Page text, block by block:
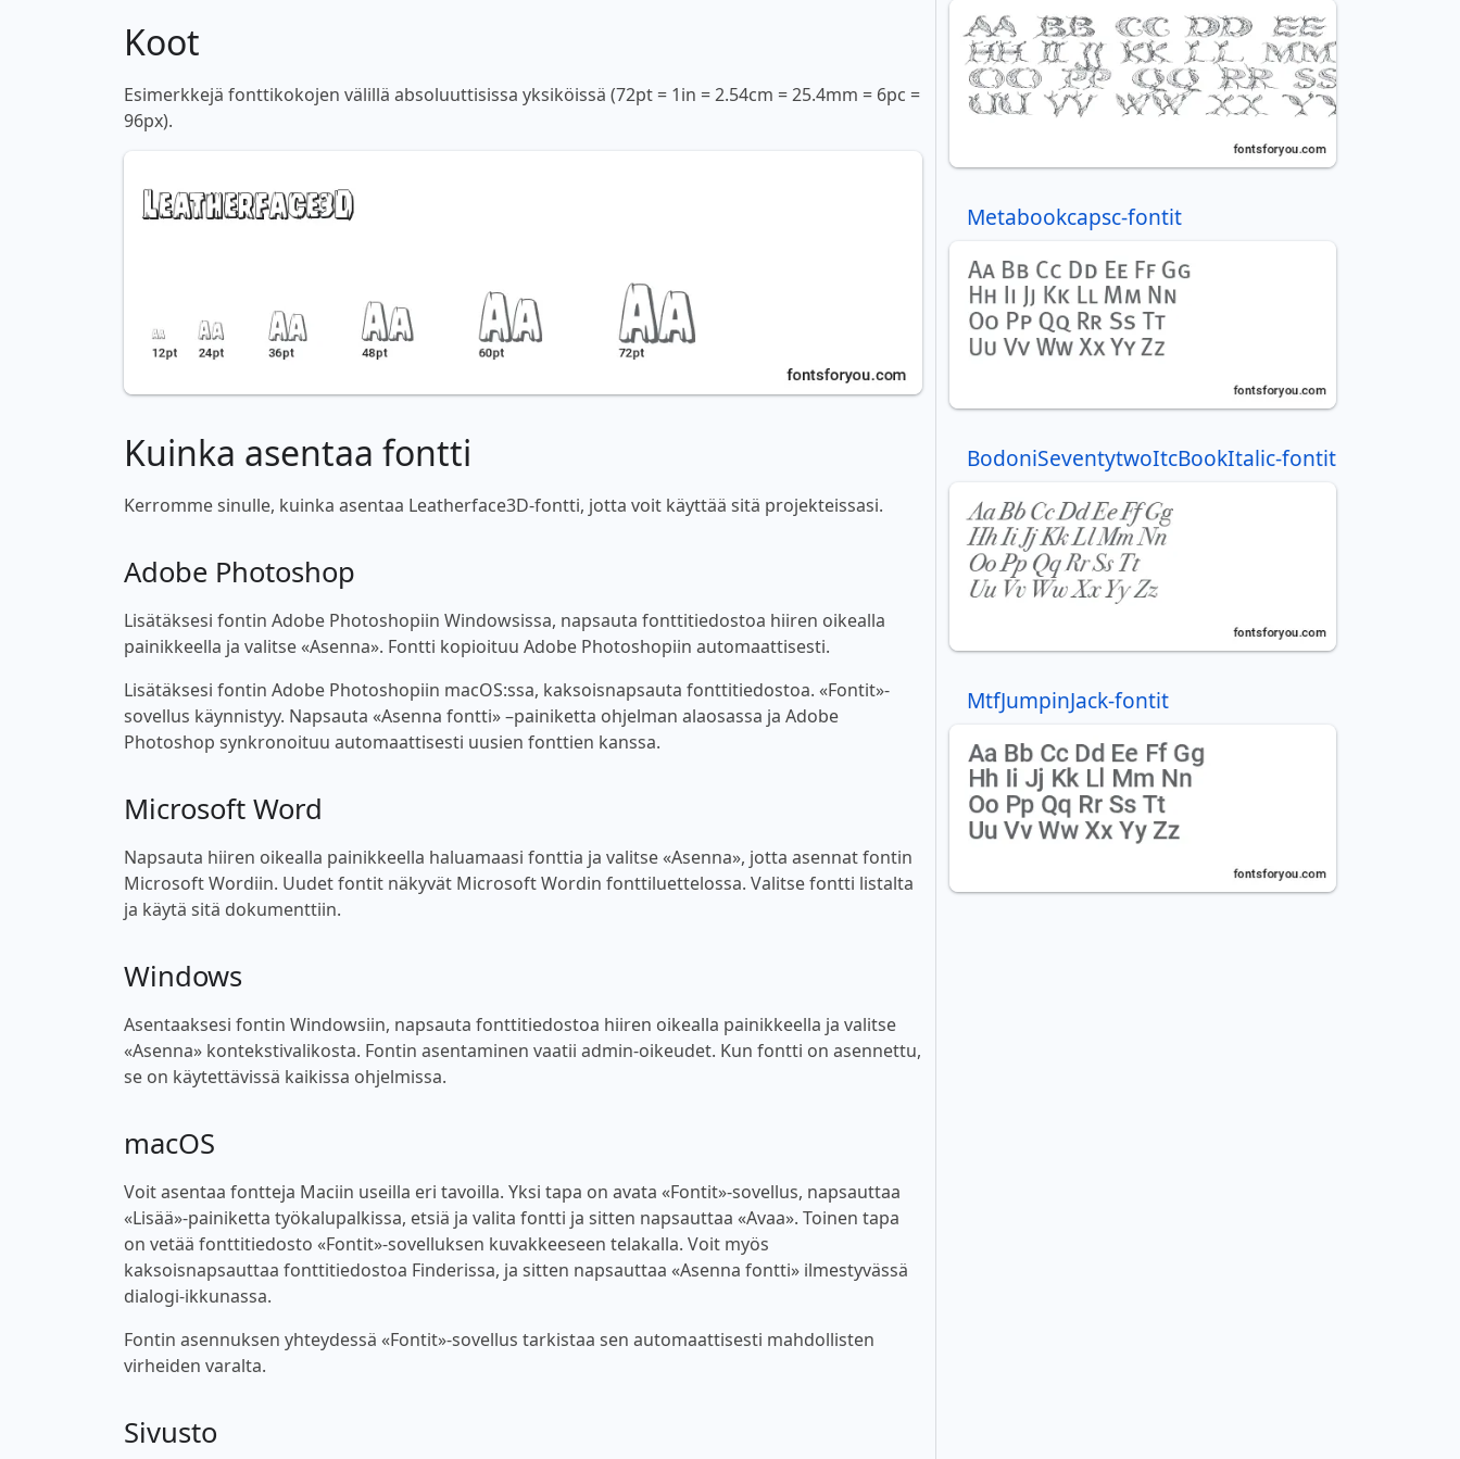
Koot
Esimerkkejä fonttikokojen välillä absoluuttisissa yksiköissä (72pt = 1in = 2.54cm = 25.4mm = 6pc =
96px).
Kuinka asentaa fontti
Kerromme sinulle, kuinka asentaa Leatherface3D-fontti, jotta voit käyttää sitä projekteissasi.
Adobe Photoshop
Lisätäksesi fontin Adobe Photoshopiin Windowsissa, napsauta fonttitiedostoa hiiren oikealla
painikkeella ja valitse «Asenna». Fontti kopioituu Adobe Photoshopiin automaattisesti.
Lisätäksesi fontin Adobe Photoshopiin macOS:ssa, kaksoisnapsauta fonttitiedostoa. «Fontit»-
sovellus käynnistyy. Napsauta «Asenna fontti» –painiketta ohjelman alaosassa ja Adobe
Photoshop synkronoituu automaattisesti uusien fonttien kanssa.
Microsoft Word
Napsauta hiiren oikealla painikkeella haluamaasi fonttia ja valitse «Asenna», jotta asennat fontin
Microsoft Wordiin. Uudet fontit näkyvät Microsoft Wordin fonttiluettelossa. Valitse fontti listalta
ja käytä sitä dokumenttiin.
Windows
Asentaaksesi fontin Windowsiin, napsauta fonttitiedostoa hiiren oikealla painikkeella ja valitse
«Asenna» kontekstivalikosta. Fontin asentaminen vaatii admin-oikeudet. Kun fontti on asennettu,
se on käytettävissä kaikissa ohjelmissa.
macOS
Voit asentaa fontteja Maciin useilla eri tavoilla. Yksi tapa on avata «Fontit»-sovellus, napsauttaa
«Lisää»-painiketta työkalupalkissa, etsiä ja valita fontti ja sitten napsauttaa «Avaa». Toinen tapa
on vetää fonttitiedosto «Fontit»-sovelluksen kuvakkeeseen telakalla. Voit myös
kaksoisnapsauttaa fonttitiedostoa Finderissa, ja sitten napsauttaa «Asenna fontti» ilmestyvässä
dialogi-ikkunassa.
Fontin asennuksen yhteydessä «Fontit»-sovellus tarkistaa sen automaattisesti mahdollisten
virheiden varalta.
Sivusto
Metabookcapsc-fontit
BodoniSeventytwoItcBookItalic-fontit
MtfJumpinJack-fontit